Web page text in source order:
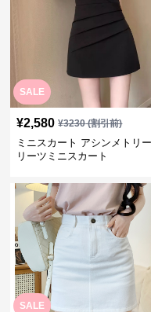
SALE
¥2,580 ¥3230(割引前)
ミニスカート アシンメトリ
リーツミニスカート
SALE